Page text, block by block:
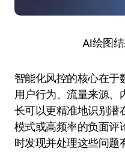
AI绘图
智能化风控的核心在于
用户行为、流量来源、
长可以更精准地识别潜
模式或高频率的负面评
时发现并处理这些问题